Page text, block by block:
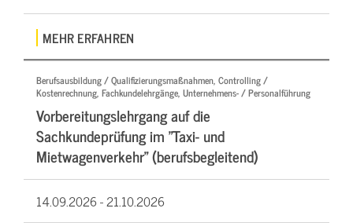
MEHR ERFAHREN
Berufsausbildung / Qualifizierungsmaßnahmen, Controlling /
Kostenrechnung, Fachkundelehrgänge, Unternehmens- / Personalführung
Vorbereitungslehrgang auf die
Sachkundeprüfung im "Taxi- und
Mietwagenverkehr" (berufsbegleitend)
14.09.2026 -21.10.2026